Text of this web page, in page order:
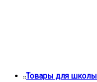
Товары для школы